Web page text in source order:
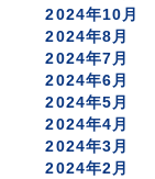
2024年10月
2024年8月
2024年7月
2024年6月
2024年5月
2024年4月
2024年3月
2024年2月